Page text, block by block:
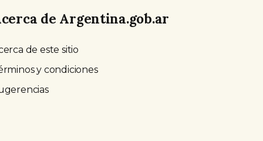
de Argentina.gob.ar
de este sitio
y condiciones